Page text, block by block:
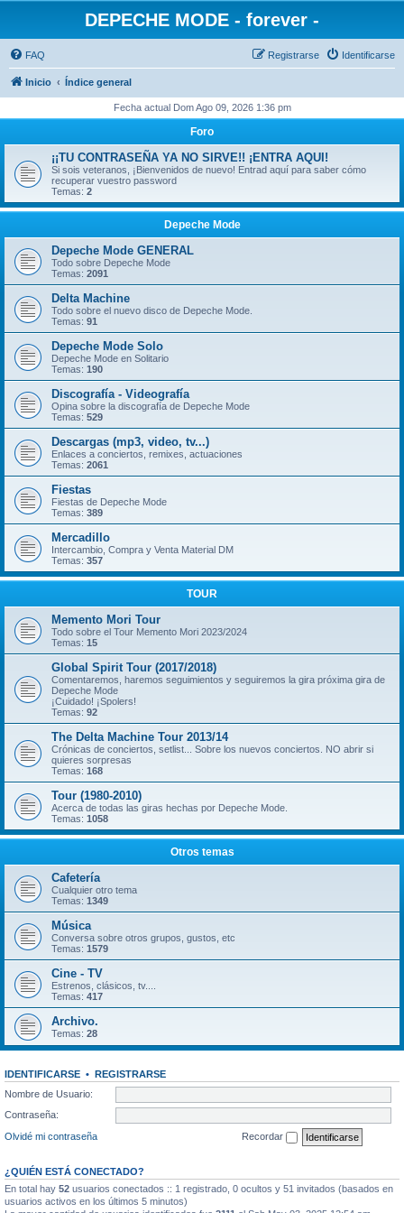
DEPECHE MODE - forever -
FAQ Identificarse
Registrarse
Inicio Índice general
Fecha actual Dom Ago 09, 2026 1:36 pm
Foro
¡¡TU CONTRASEÑA YA NO SIRVE!! ¡ENTRA AQUI!
Si sois veteranos, ¡Bienvenidos de nuevo! Entrad aquí para saber cómo
recuperar vuestro password
Temas: 2
Depeche Mode
Depeche Mode GENERAL
Todo sobre Depeche Mode
Temas: 2091
Delta Machine
Todo sobre el nuevo disco de Depeche Mode.
Temas: 91
Depeche Mode Solo
Depeche Mode en Solitario
Temas: 190
Discografía - Videografía
Opina sobre la discografía de Depeche Mode
Temas: 529
Descargas (mp3, video, tv...)
Enlaces a conciertos, remixes, actuaciones
Temas: 2061
Fiestas
Fiestas de Depeche Mode
Temas: 389
Mercadillo
Intercambio, Compra y Venta Material DM
Temas: 357
TOUR
Memento Mori Tour
Todo sobre el Tour Memento Mori 2023/2024
Temas: 15
Global Spirit Tour (2017/2018)
Comentaremos, haremos seguimientos y seguiremos la gira próxima gira de
Depeche Mode
¡Cuidado! ¡Spolers!
Temas: 92
The Delta Machine Tour 2013/14
Crónicas de conciertos, setlist... Sobre los nuevos conciertos. NO abrir si
quieres sorpresas
Temas: 168
Tour (1980-2010)
Acerca de todas las giras hechas por Depeche Mode.
Temas: 1058
Otros temas
Cafetería
Cualquier otro tema
Temas: 1349
Música
Conversa sobre otros grupos, gustos, etc
Temas: 1579
Cine - TV
Estrenos, clásicos, tv....
Temas: 417
Archivo.
Temas: 28
IDENTIFICARSE • REGISTRARSE
Nombre de Usuario:
Contraseña:
Olvidé mi contraseña
Recordar
¿QUIÉN ESTÁ CONECTADO?
En total hay 52 usuarios conectados :: 1 registrado, 0 ocultos y 51 invitados (basados en
usuarios activos en los últimos 5 minutos)